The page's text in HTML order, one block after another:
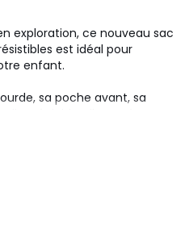
exploration, ce nouveau sac
est idéal pour
enfant.
sa poche avant, sa
réglables, il peut être
journée et offre assez